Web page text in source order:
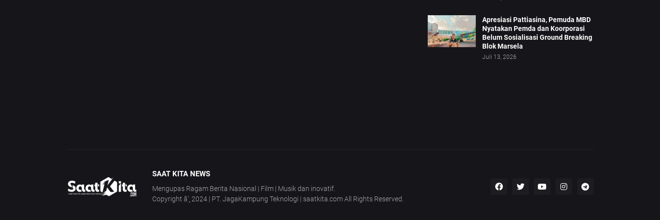
Apresiasi Pattiasina, Pemuda MBD
Nyatakan Pemda dan Koorporasi
Belum Sosialisasi Ground Breaking
Blok Marsela
Juli 13, 2026
SAAT KITA NEWS
Mengupas Ragam Berita Nasional | Film | Musik dan inovatif.
Copyright â’¸ 2024 | PT. JagaKampung Teknologi | saatkita.com All Rights Reserved.